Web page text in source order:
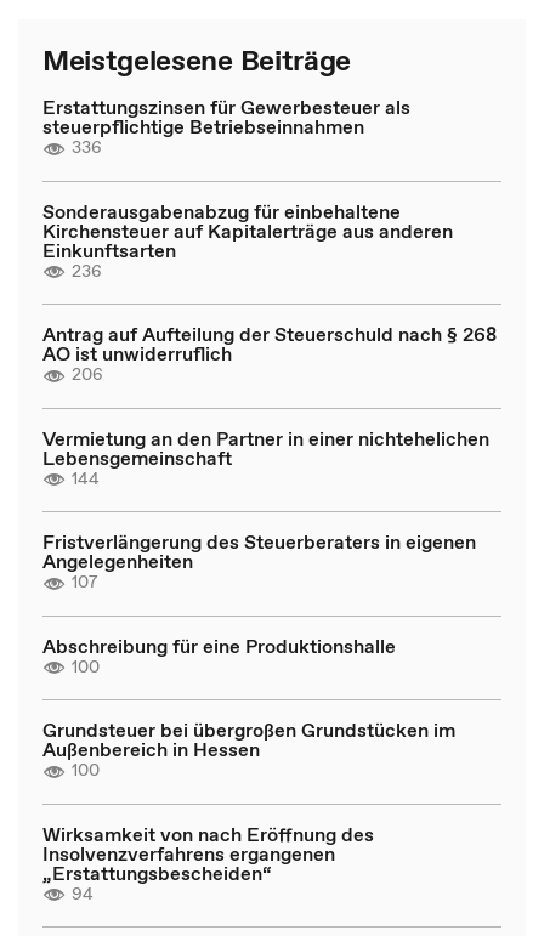
Meistgelesene Beiträge
Erstattungszinsen für Gewerbesteuer als
steuerpflichtige Betriebseinnahmen
336
Sonderausgabenabzug für einbehaltene
Kirchensteuer auf Kapitalerträge aus anderen
Einkunftsarten
236
Antrag auf Aufteilung der Steuerschuld nach § 268
AO ist unwiderruflich
206
Vermietung an den Partner in einer nichtehelichen
Lebensgemeinschaft
144
Fristverlängerung des Steuerberaters in eigenen
Angelegenheiten
107
Abschreibung für eine Produktionshalle
100
Grundsteuer bei übergroßen Grundstücken im
Außenbereich in Hessen
100
Wirksamkeit von nach Eröffnung des
Insolvenzverfahrens ergangenen
„Erstattungsbescheiden“
94